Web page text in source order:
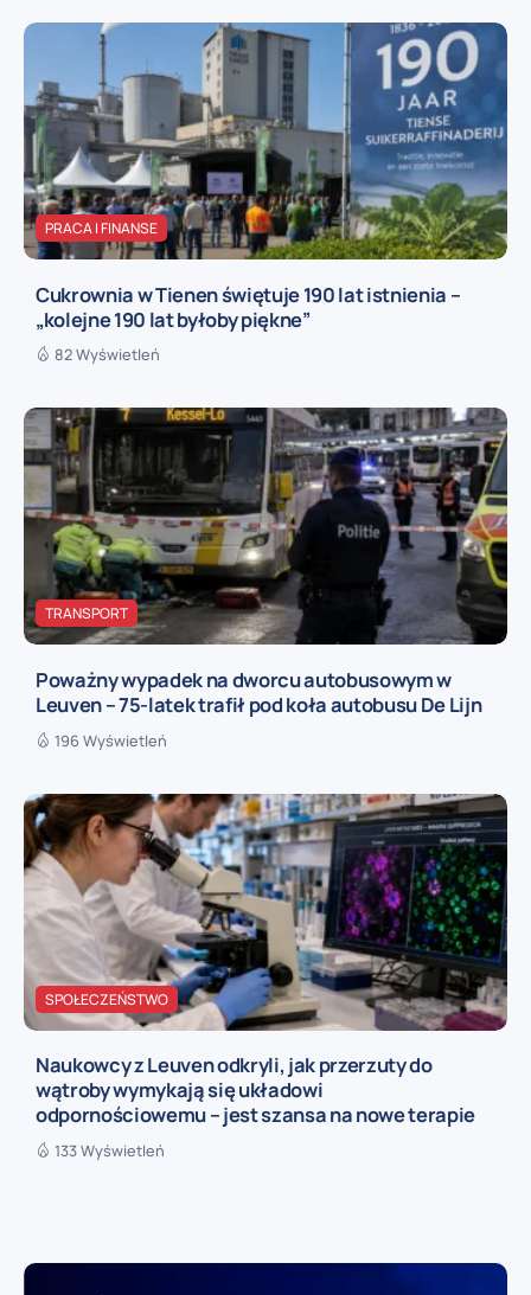
PRACA I FINANSE
Cukrownia w Tienen świętuje 190 lat istnienia –
„kolejne 190 lat byłoby piękne”
82 Wyświetleń
TRANSPORT
Poważny wypadek na dworcu autobusowym w
Leuven – 75-latek trafił pod koła autobusu De Lijn
196 Wyświetleń
SPOŁECZEŃSTWO
Naukowcy z Leuven odkryli, jak przerzuty do
wątroby wymykają się układowi
odpornościowemu – jest szansa na nowe terapie
133 Wyświetleń